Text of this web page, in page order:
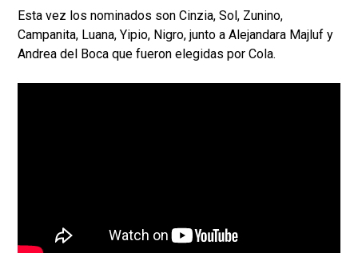
Esta vez los nominados son Cinzia, Sol, Zunino,
Campanita, Luana, Yipio, Nigro, junto a Alejandara Majluf y
Andrea del Boca que fueron elegidas por Cola.